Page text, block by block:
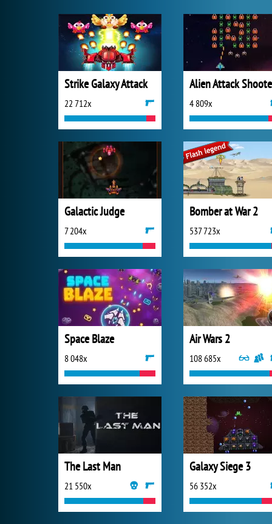
Strike Galaxy Attack
22 712x
Alien Attack
4 809x
Galactic Judge
7 204x
Bomber at War 2
537 723x
Space Blaze
8 048x
Air Wars 2
108 685x
The Last Man
21 550x
Galaxy Siege 3
56 352x